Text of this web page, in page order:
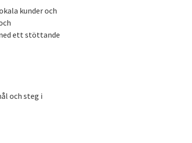
kunder och
ett stöttande
och steg i